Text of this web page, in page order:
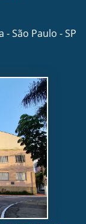
São Paulo - SP